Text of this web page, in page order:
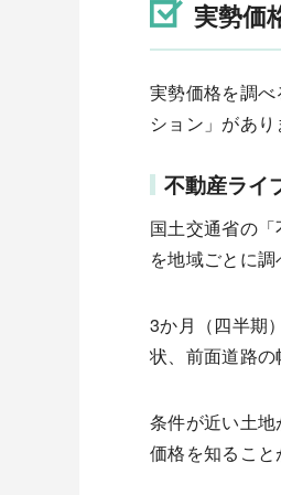
実勢価
実勢価格を調
ション」があり
不動産ライ
国土交通省の
を地域ごとに調
3か月（四半期
状、前面道路の
条件が近い土
価格を知ること